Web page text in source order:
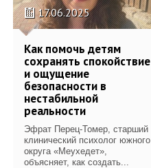
17.06.2025
Как помочь детям
сохранять спокойствие
и ощущение
безопасности в
нестабильной
реальности
Эфрат Перец-Томер, старший
клинический психолог южного
округа «Меухедет»,
объясняет, как создать...